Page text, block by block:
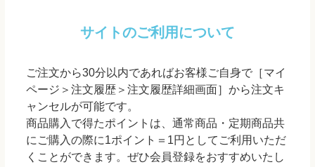
サイトのご利用について
ご注文から30分以内であればお客様ご自身で［マイ
ページ＞注文履歴＞注文履歴詳細画面］から注文キ
ャンセルが可能です。
商品購入で得たポイントは、通常商品・定期商品共
にご購入の際に1ポイント＝1円としてご利用いただ
くことができます。ぜひ会員登録をおすすめいたし